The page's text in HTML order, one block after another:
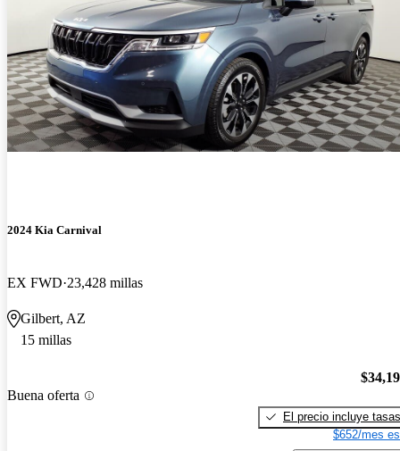
2024 Kia Carnival
EX FWD 23,428 millas
Gilbert, AZ
15 millas
Buena oferta
El precio incluye tasas
$652/mes